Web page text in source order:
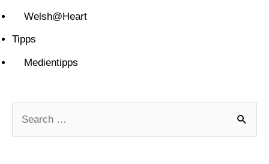
Welsh@Heart
Tipps
Medientipps